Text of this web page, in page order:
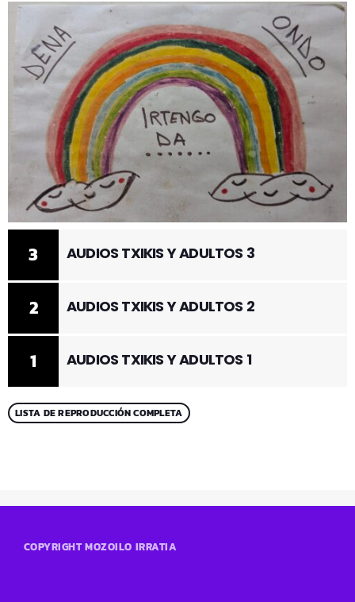
1 AUDIOS TXIKIS Y ADULTOS 1
2 AUDIOS TXIKIS Y ADULTOS 2
3 AUDIOS TXIKIS Y ADULTOS 3
LISTA DE REPRODUCCIÓN COMPLETA
COPYRIGHT MOZOILO IRRATIA